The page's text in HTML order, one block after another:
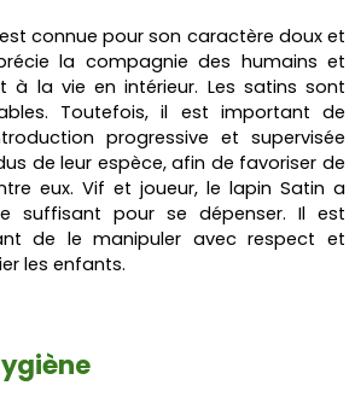
connue pour son caractère doux et
la compagnie des humains et
à la vie en intérieur. Les satins sont
Toutefois, il est important de
progressive et supervisée
de leur espèce, afin de favoriser de
eux. Vif et joueur, le lapin Satin a
suffisant pour se dépenser. Il est
de le manipuler avec respect et
les enfants.